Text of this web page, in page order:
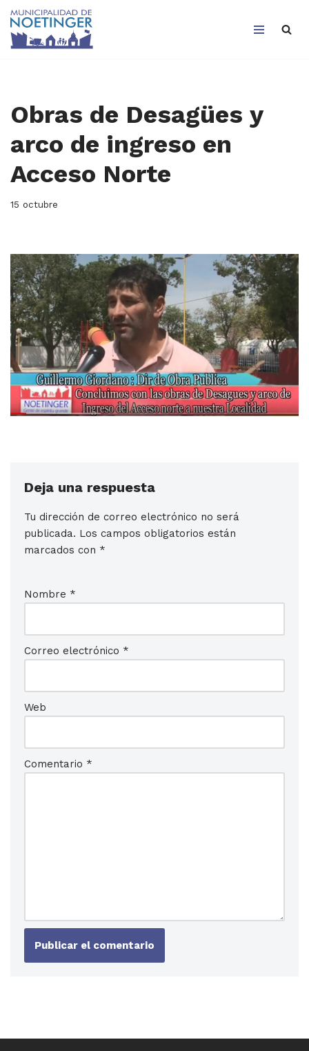
Saltar
Obras de Desagües y
arco de ingreso en
Acceso Norte
15 octubre
Deja una respuesta
Tu dirección de correo electrónico no será
publicada. Los campos obligatorios están
marcados con *
Nombre *
Correo electrónico *
Web
Comentario *